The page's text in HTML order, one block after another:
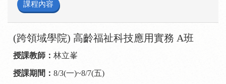
課程內容
(跨領域學院) 高齡福祉科技應用實務 A班
林立峯
8/3(一)~8/7(五)